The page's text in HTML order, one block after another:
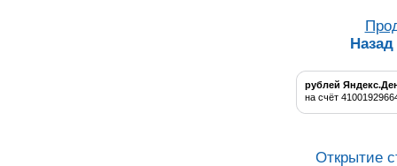
Назад
рублей
на счёт
Открытие